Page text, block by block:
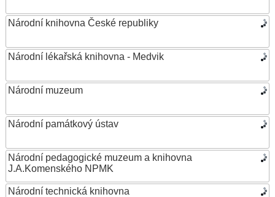
Národní knihovna České republiky
Národní lékařská knihovna - Medvik
Národní muzeum
Národní památkový ústav
Národní pedagogické muzeum a knihovna
J.A.Komenského NPMK
Národní technická knihovna